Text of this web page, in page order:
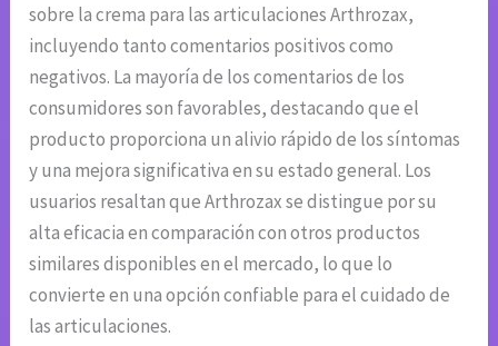
sobre la crema para las articulaciones Arthrozax,
incluyendo tanto comentarios positivos como
negativos. La mayoría de los comentarios de los
consumidores son favorables, destacando que el
producto proporciona un alivio rápido de los síntomas
y una mejora significativa en su estado general. Los
usuarios resaltan que Arthrozax se distingue por su
alta eficacia en comparación con otros productos
similares disponibles en el mercado, lo que lo
convierte en una opción confiable para el cuidado de
las articulaciones.